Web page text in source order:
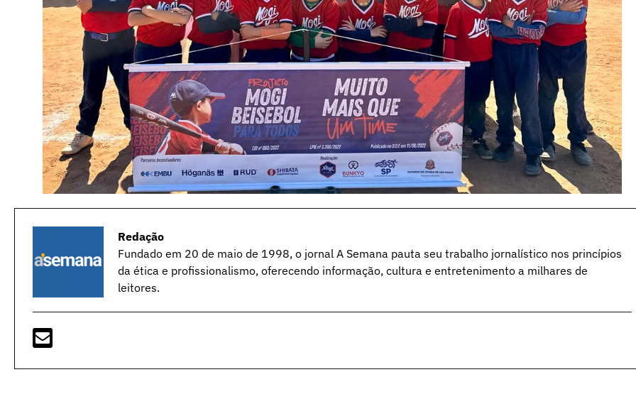
Redação
Fundado em 20 de maio de 1998, o jornal A Semana pauta seu trabalho jornalístico nos princípios
da ética e profissionalismo, oferecendo informação, cultura e entretenimento a milhares de
leitores.